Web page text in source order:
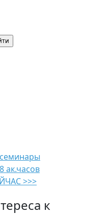
семинары
8 ак.часов
>>>
к